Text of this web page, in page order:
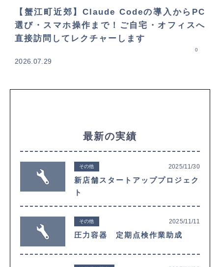
【蟹江町近郊】Claude Codeの導入からPC
選び・スマホ操作まで！ご自宅・オフィスへ
直接訪問してレクチャーします
2026.07.29
0
最新の実績
その他 2025/11/30
新店舗スタートアッププロジェク
ト
その他 2025/11/11
圧力容器 定期点検作業助成